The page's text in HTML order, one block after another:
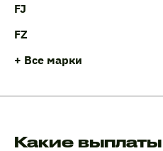
FJ
FZ
+ Все марки
Какие